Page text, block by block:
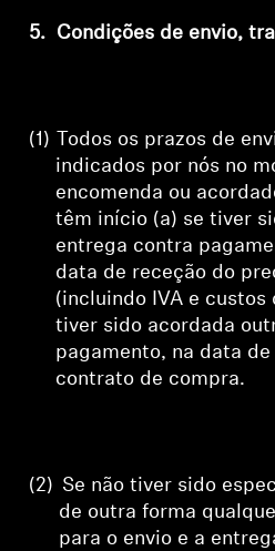
5. Condições de envio,
(1) Todos os prazos de
indicados por nós no
encomenda ou
têm início (a) se tiver
entrega contra
data de receção do
(incluindo IVA e custos
tiver sido acordada
pagamento, na data
contrato de compra.
(2) Se não tiver sido
de outra forma
para o envio e a